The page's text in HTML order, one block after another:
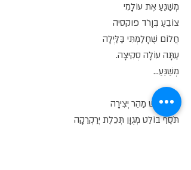
מְשַׁגֵּעַ אֶת עוֹלָמִי
צוֹבֵעַ בְּוָרֹד פוקסיה
חֲלוֹם שֶׁחָלַמְתִּי בַּלַּיְלָה
עַתָּה עוֹלָה סְקִיצָה.
מְשַׁגֵּעַ...
יוֹצֵר חִישׁ מַהֵר יְצִירָה
תֹּסֶף בּוֹלֵט מְגֻוָּן תְּכֵלֶת יְרַקְרֵקָה